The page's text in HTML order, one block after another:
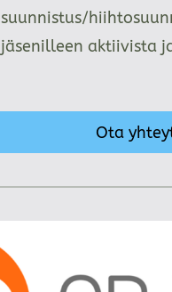
suunnistus/
jäsenilleen aktiivista
Ota